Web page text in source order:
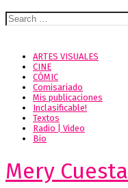
Search
for:
ARTES VISUALES
CINE
CÓMIC
Comisariado
Mis publicaciones
Inclasificable!
Textos
Radio | Video
Bio
Mery Cuesta